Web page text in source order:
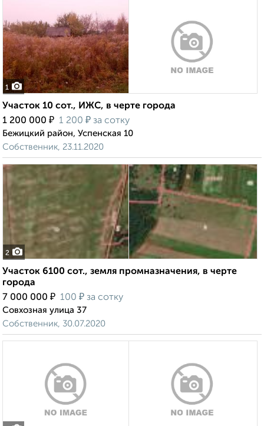
1
Участок 10 сот., ИЖС, в черте города
1 200 000 ₽ 1 200 ₽ за сотку
Бежицкий район, Успенская 10
Собственник, 23.11.2020
2
Участок 6100 сот., земля промназначения, в черте
города
7 000 000 ₽ 100 ₽ за сотку
Совхозная улица 37
Собственник, 30.07.2020